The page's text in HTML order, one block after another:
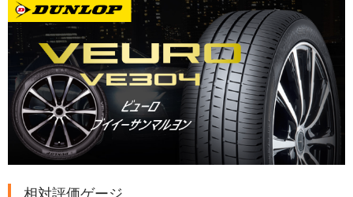
相対評価ゲージ